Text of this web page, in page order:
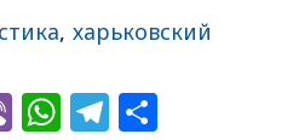
, харьковский
ViberWhatsApp
Telegram